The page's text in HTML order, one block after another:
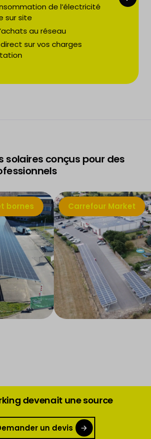
de l’électricité
sur site
au réseau
sur vos charges
solaires conçus pour des
bornes Carrefour Market
devenait une source
un devis